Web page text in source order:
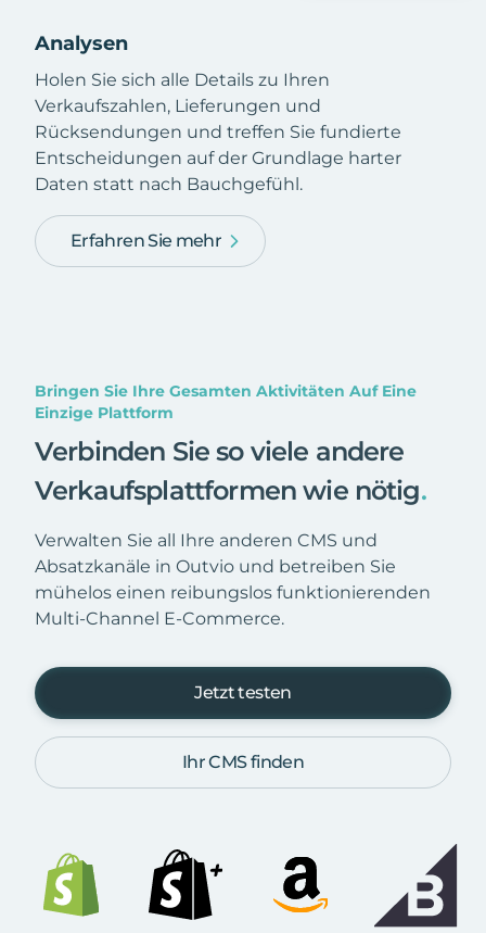
Analysen
Holen Sie sich alle Details zu Ihren
Verkaufszahlen, Lieferungen und
Rücksendungen und treffen Sie fundierte
Entscheidungen auf der Grundlage harter
Daten statt nach Bauchgefühl.
Erfahren Sie mehr
Bringen Sie Ihre Gesamten Aktivitäten Auf Eine
Einzige Plattform
Verbinden Sie so viele andere
Verkaufsplattformen wie nötig.
Verwalten Sie all Ihre anderen CMS und
Absatzkanäle in Outvio und betreiben Sie
mühelos einen reibungslos funktionierenden
Multi-Channel E-Commerce.
Jetzt testen
Ihr CMS finden